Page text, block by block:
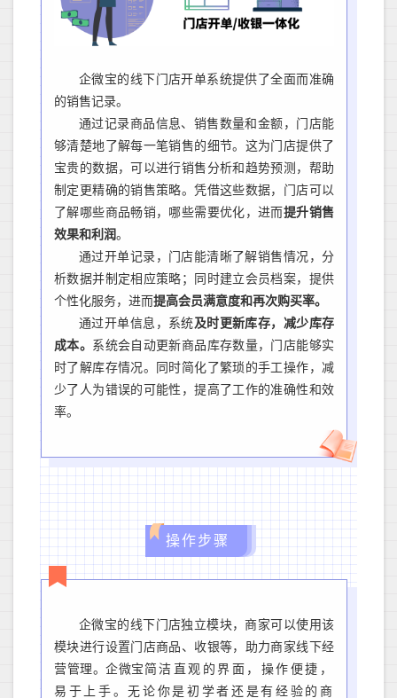
企微宝的线下门店开单系统提供了全面而准确
的销售记录。
通过记录商品信息、销售数量和金额，门店能
够清楚地了解每一笔销售的细节。这为门店提供了
宝贵的数据，可以进行销售分析和趋势预测，帮助
制定更精确的销售策略。凭借这些数据，门店可以
了解哪些商品畅销，哪些需要优化，进而提升销售
效果和利润。
通过开单记录，门店能清晰了解销售情况，分
析数据并制定相应策略 ； 同时建立会员档案，提供
个性化服务，进而提高会员满意度和再次购买率。
通过开单信息，系统及时更新库存，减少库存
成本。 系统会自动更新商品库存数量，门店能够实
时了解库存情况。
同时简化了繁琐的手工操作，减
少了人为错误的可能性，提高了工作的准确性和效
率。
操作步骤
企微宝的线下门店独立模块，商家可以使用该
模块进行设置门店商品、收银等，助力商家线下经
营管理。企微宝简洁直观的界面，操作便捷，
易于上手。无论你是初学者还是有经验的商